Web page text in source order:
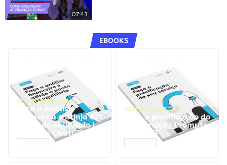
07:43
EBOOKS
GESTÃO FINANCEIRA
Faça a análise
financeira e atinja o
ponto de equilíbrio |
Prompts ChatGPT
GESTÃO FINANCEIRA
Faça a precificação do
seu serviço | Prompts
ChatGPT